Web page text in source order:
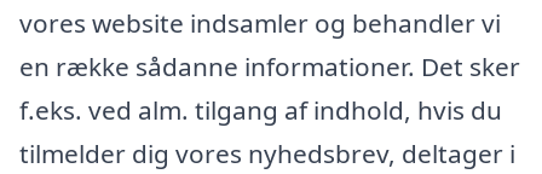
vores website indsamler og behandler vi
en række sådanne informationer. Det sker
f.eks. ved alm. tilgang af indhold, hvis du
tilmelder dig vores nyhedsbrev, deltager i